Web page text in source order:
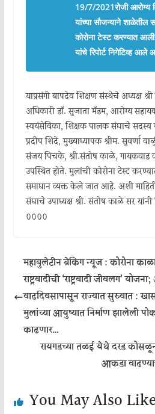
19/7/2021रोजी आरोग्य
यांच्या सौजन्याने शाळेतील
कोरोना टेस्ट करण्यात आली.
यांचे रिपोर्ट निगेटिव्ह आले
याप्रसंगी बापदेव शिक्षण संस्थेचे अध्यक्ष
अधिकारी डाॅ. सुजाता मॅडम, आरोग्य
स्वयंसेविका, शिक्षक पालक संघाचे
प्रदीप शिंदे, मुख्याध्यापक श्रीम. सुवर्णा
संजय पिचके, श्री.संतोष काळे, गायकवाड
उपस्थित होते. मुलांची कोरोना टेस्ट
समाधान व्यक्त केले जात आहे. अशी
संघाचे उपाध्यक्ष श्री. संतोष काळे सर यांनी
००००
महाबुलेटीन ब्रेकिंग न्यूज : कोरोना
राष्ट्रवादीची ‘राष्ट्रवादी जीवलग’
वाढदिवसापासून राज्यात सुरुवात :
मुलांच्या आयुष्यात निर्माण झालेली
काढणार…
रायगडच्या तळई येथे दरड
आकडा
You May Also